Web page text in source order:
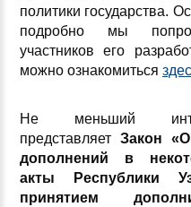
политики государства.
подробно мы
участников его
можно ознакомиться
Не меньший
представляетЗакон
дополнений в
акты Республики
принятием